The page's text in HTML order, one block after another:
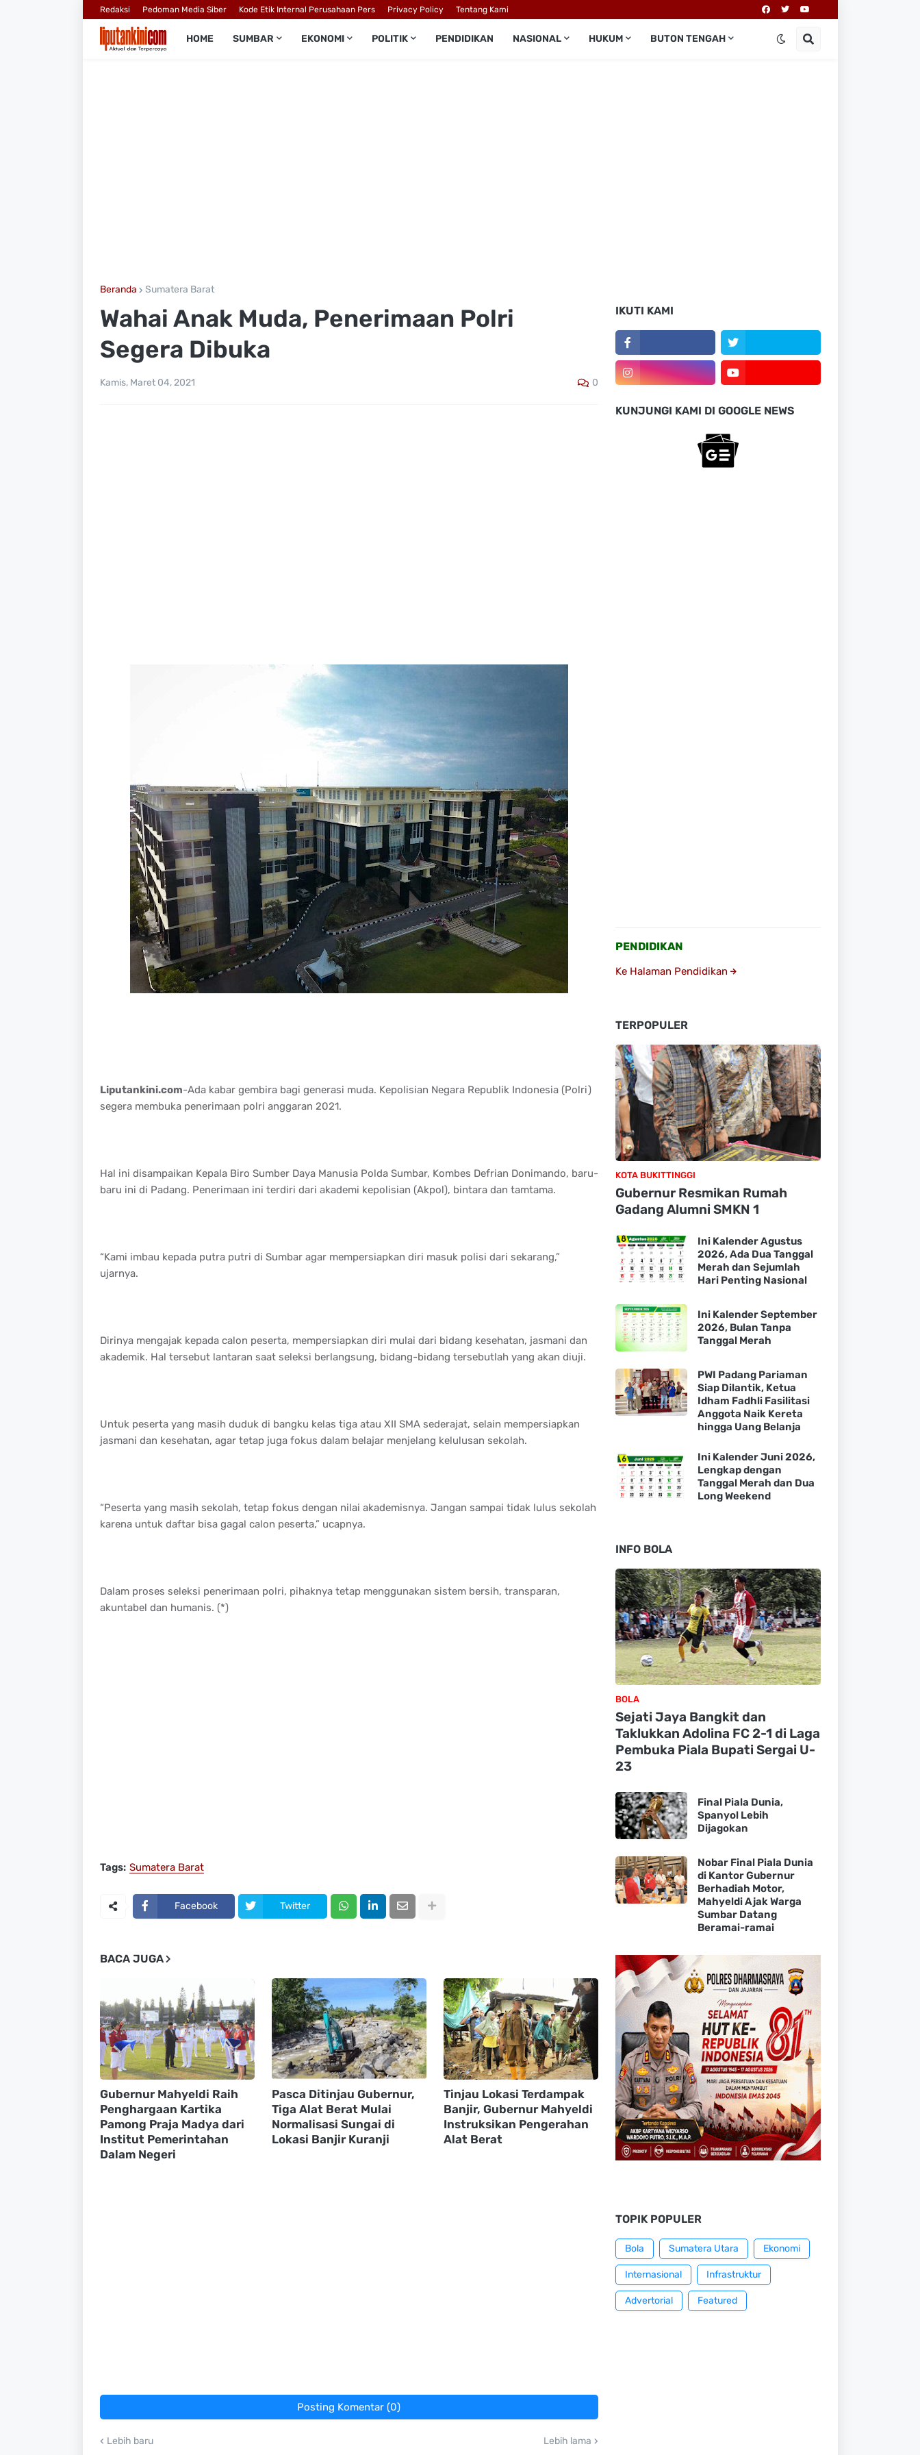
Redaksi Pedoman Media Siber Kode Etik Internal Perusahaan Pers Privacy Policy Tentang Kami
HOME SUMBAR EKONOMI POLITIK PENDIDIKAN NASIONAL HUKUM BUTON TENGAH
Beranda Sumatera Barat
Wahai Anak Muda, Penerimaan Polri
Segera Dibuka
Kamis, Maret 04, 2021 0
Liputankini.com-Ada kabar gembira bagi generasi muda. Kepolisian Negara Republik Indonesia (Polri)
segera membuka penerimaan polri anggaran 2021.
Hal ini disampaikan Kepala Biro Sumber Daya Manusia Polda Sumbar, Kombes Defrian Donimando, baru-
baru ini di Padang. Penerimaan ini terdiri dari akademi kepolisian (Akpol), bintara dan tamtama.
“Kami imbau kepada putra putri di Sumbar agar mempersiapkan diri masuk polisi dari sekarang,”
ujarnya.
Dirinya mengajak kepada calon peserta, mempersiapkan diri mulai dari bidang kesehatan, jasmani dan
akademik. Hal tersebut lantaran saat seleksi berlangsung, bidang-bidang tersebutlah yang akan diuji.
Untuk peserta yang masih duduk di bangku kelas tiga atau XII SMA sederajat, selain mempersiapkan
jasmani dan kesehatan, agar tetap juga fokus dalam belajar menjelang kelulusan sekolah.
“Peserta yang masih sekolah, tetap fokus dengan nilai akademisnya. Jangan sampai tidak lulus sekolah
karena untuk daftar bisa gagal calon peserta,” ucapnya.
Dalam proses seleksi penerimaan polri, pihaknya tetap menggunakan sistem bersih, transparan,
akuntabel dan humanis. (*)
Tags: Sumatera Barat
Facebook Twitter
BACA JUGA
Gubernur Mahyeldi Raih
Penghargaan Kartika
Pamong Praja Madya dari
Institut Pemerintahan
Dalam Negeri
Pasca Ditinjau Gubernur,
Tiga Alat Berat Mulai
Normalisasi Sungai di
Lokasi Banjir Kuranji
Tinjau Lokasi Terdampak
Banjir, Gubernur Mahyeldi
Instruksikan Pengerahan
Alat Berat
Posting Komentar (0)
Lebih baru Lebih lama
IKUTI KAMI
KUNJUNGI KAMI DI GOOGLE NEWS
PENDIDIKAN
Ke Halaman Pendidikan
TERPOPULER
KOTA BUKITTINGGI
Gubernur Resmikan Rumah
Gadang Alumni SMKN 1
Ini Kalender Agustus
2026, Ada Dua Tanggal
Merah dan Sejumlah
Hari Penting Nasional
Ini Kalender September
2026, Bulan Tanpa
Tanggal Merah
PWI Padang Pariaman
Siap Dilantik, Ketua
Idham Fadhli Fasilitasi
Anggota Naik Kereta
hingga Uang Belanja
Ini Kalender Juni 2026,
Lengkap dengan
Tanggal Merah dan Dua
Long Weekend
INFO BOLA
BOLA
Sejati Jaya Bangkit dan
Taklukkan Adolina FC 2-1 di Laga
Pembuka Piala Bupati Sergai U-
23
Final Piala Dunia,
Spanyol Lebih
Dijagokan
Nobar Final Piala Dunia
di Kantor Gubernur
Berhadiah Motor,
Mahyeldi Ajak Warga
Sumbar Datang
Beramai-ramai
TOPIK POPULER
Bola Sumatera Utara Ekonomi
Internasional Infrastruktur
Advertorial Featured